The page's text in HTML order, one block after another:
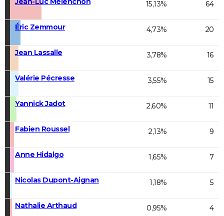
15,13% 64
Éric Zemmour 4,73% 20
Jean Lassalle 3,78% 16
Valérie Pécresse 3,55% 15
Yannick Jadot 2,60% 11
Fabien Roussel 2,13% 9
Anne Hidalgo 1,65% 7
Nicolas Dupont-Aignan 1,18% 5
Nathalie Arthaud 0,95% 4